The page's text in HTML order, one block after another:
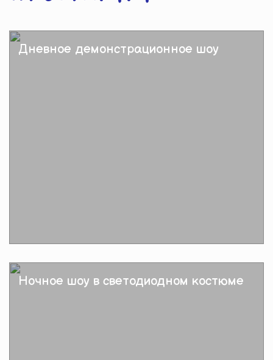
Дневное демонстрационное шоу
Подробнее
Ночное шоу в светодиодном костюме